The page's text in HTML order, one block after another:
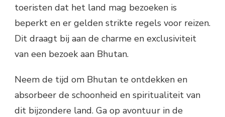
toeristen dat het land mag bezoeken is
beperkt en er gelden strikte regels voor reizen.
Dit draagt bij aan de charme en exclusiviteit
van een bezoek aan Bhutan.
Neem de tijd om Bhutan te ontdekken en
absorbeer de schoonheid en spiritualiteit van
dit bijzondere land. Ga op avontuur in de